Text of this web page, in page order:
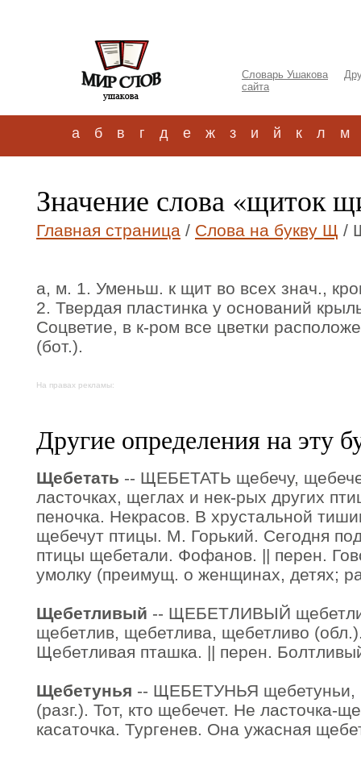
Словарь Ушакова
сайта
а б в г д е ж з и й к л м
Значение слова «щиток
Главная страница / Слова на букву Щ /
а, м. 1. Уменьш. к щит во всех знач.,
2. Твердая пластинка у оснований
Соцветие, в к-ром все цветки
(бот.).
На правах рекламы:
Другие определения на эту
Щебетать -- ЩЕБЕТАТЬ щебечу,
ласточках, щеглах и нек-рых других
пеночка. Некрасов. В хрустальной
щебечут птицы. М. Горький. Сегодня
птицы щебетали. Фофанов. || перен.
умолку (преимущ. о женщинах, детях;
Щебетливый -- ЩЕБЕТЛИВЫЙ
щебетлив, щебетлива, щебетливо
Щебетливая пташка. || перен.
Щебетунья -- ЩЕБЕТУНЬЯ щебетуньи,
(разг.). Тот, кто щебечет. Не ласточка-
касаточка. Тургенев. Она ужасная